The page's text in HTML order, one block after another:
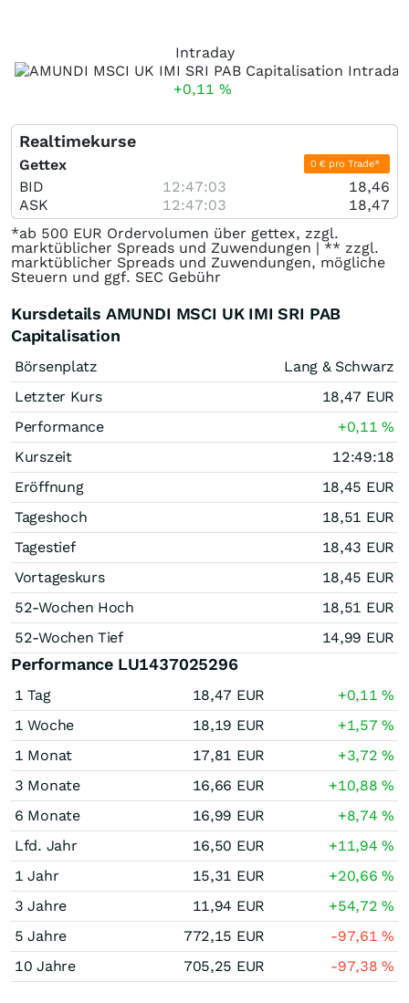
Intraday
+0,11 %
Realtimekurse
Gettex 0 € pro Trade*
BID 12:47:03
18,46
ASK
12:47:03
18,47
*ab 500 EUR Ordervolumen über gettex, zzgl.
marktüblicher Spreads und Zuwendungen | ** zzgl.
marktüblicher Spreads und Zuwendungen, mögliche
Steuern und ggf. SEC Gebühr
Kursdetails AMUNDI MSCI UK IMI SRI PAB
Capitalisation
Börsenplatz
Lang & Schwarz
Letzter Kurs
18,47 EUR
Performance
+0,11%
Kurszeit
12:49:18
Eröffnung
18,45 EUR
Tageshoch
18,51 EUR
Tagestief
18,43 EUR
Vortageskurs
18,45 EUR
52-Wochen Hoch
18,51 EUR
52-Wochen Tief
14,99 EUR
Performance LU1437025296
1 Tag 18,47 EUR +0,11%
1 Woche
18,19 EUR +1,57%
1 Monat
17,81 EUR +3,72%
3 Monate
16,66 EUR +10,88%
6 Monate
16,99 EUR +8,74%
Lfd. Jahr
16,50 EUR +11,94%
1 Jahr
15,31 EUR +20,66%
3 Jahre
11,94 EUR +54,72%
5 Jahre
772,15 EUR -97,61%
10 Jahre
705,25 EUR -97,38%